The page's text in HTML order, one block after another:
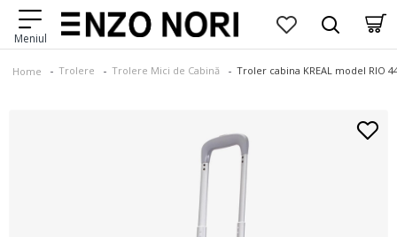
Home Trolere Trolere Mici de Cabină Troler cabina KREAL model RIO